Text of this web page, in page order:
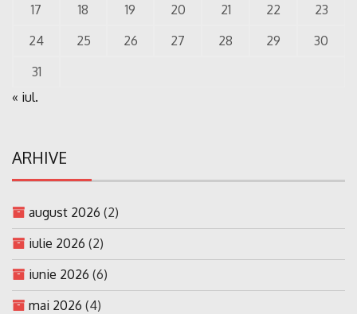
17
18 19 20 21 22
23
24
25 26 27 28 29
30
31
« iul.
ARHIVE
august 2026 (2)
iulie 2026 (2)
iunie 2026 (6)
mai 2026 (4)